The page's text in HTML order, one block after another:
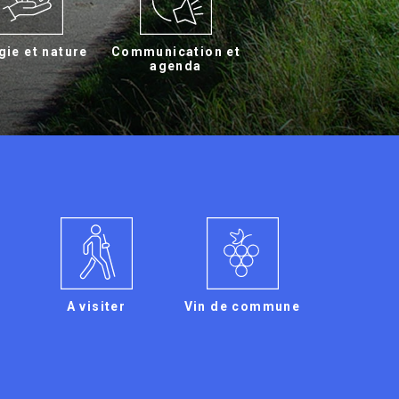
et nature
Communication et
agenda
A visiter Vin de commune